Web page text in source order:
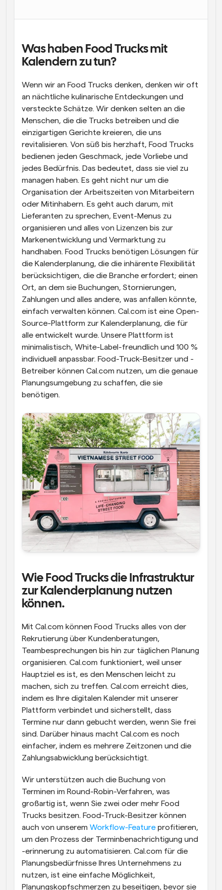
Blog
Bleiben Sie auf dem Laufenden über die neuesten
Nachrichten und Updates.
Sofortige Besprechungen
Treffen Sie sich in wenigen Minuten mit Kunden
Dynamische Gruppenlinks
Nahtlos Meetings mit mehreren Personen buchen
Webhooks
Erhalten Sie eine Benachrichtigung, wenn etwas
passiert
Was haben Food Trucks mit
Kalendern zu tun?
Wenn wir an Food Trucks denken, denken wir oft
an nächtliche kulinarische Entdeckungen und
versteckte Schätze. Wir denken selten an die
Menschen, die die Trucks betreiben und die
einzigartigen Gerichte kreieren, die uns
revitalisieren. Von süß bis herzhaft, Food Trucks
bedienen jeden Geschmack, jede Vorliebe und
jedes Bedürfnis. Das bedeutet, dass sie viel zu
managen haben. Es geht nicht nur um die
Organisation der Arbeitszeiten von Mitarbeitern
oder Mitinhabern. Es geht auch darum, mit
Lieferanten zu sprechen, Event-Menus zu
organisieren und alles von Lizenzen bis zur
Markenentwicklung und Vermarktung zu
handhaben. Food Trucks benötigen Lösungen für
die Kalenderplanung, die die inhärente Flexibilität
berücksichtigen, die die Branche erfordert; einen
Ort, an dem sie Buchungen, Stornierungen,
Zahlungen und alles andere, was anfallen könnte,
einfach verwalten können. Cal.com ist eine Open-
Source-Plattform zur Kalenderplanung, die für
alle entwickelt wurde. Unsere Plattform ist
minimalistisch, White-Label-freundlich und 100 %
individuell anpassbar. Food-Truck-Besitzer und -
Betreiber können Cal.com nutzen, um die genaue
Planungsumgebung zu schaffen, die sie
benötigen.
Wie Food Trucks die Infrastruktur
zur Kalenderplanung nutzen
können.
Mit Cal.com können Food Trucks alles von der
Rekrutierung über Kundenberatungen,
Teambesprechungen bis hin zur täglichen Planung
organisieren. Cal.com funktioniert, weil unser
Hauptziel es ist, es den Menschen leicht zu
machen, sich zu treffen. Cal.com erreicht dies,
indem es Ihre digitalen Kalender mit unserer
Plattform verbindet und sicherstellt, dass
Termine nur dann gebucht werden, wenn Sie frei
sind. Darüber hinaus macht Cal.com es noch
einfacher, indem es mehrere Zeitzonen und die
Zahlungsabwicklung berücksichtigt.
Wir unterstützen auch die Buchung von
Terminen im Round-Robin-Verfahren, was
großartig ist, wenn Sie zwei oder mehr Food
Trucks besitzen. Food-Truck-Besitzer können
auch von unserem Workflow-Feature profitieren,
um den Prozess der Terminbenachrichtigung und
-erinnerung zu automatisieren. Cal.com für die
Planungsbedürfnisse Ihres Unternehmens zu
nutzen, ist eine einfache Möglichkeit,
Planungskopfschmerzen zu beseitigen, bevor sie